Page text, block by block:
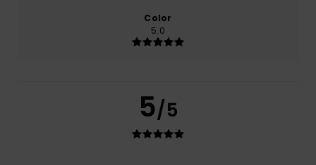
Color
5.0
5/5